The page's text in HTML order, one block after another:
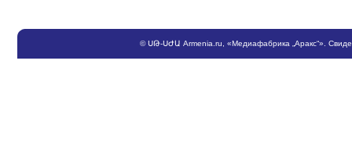
©ՍԹ-ՍԺԱ Armenia.ru , «Медиафабрика „Аракс“».